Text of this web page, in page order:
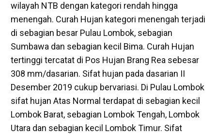
wilayah NTB dengan kategori rendah hingga
menengah. Curah Hujan kategori menengah terjadi
di sebagian besar Pulau Lombok, sebagian
Sumbawa dan sebagian kecil Bima. Curah Hujan
tertinggi tercatat di Pos Hujan Brang Rea sebesar
308 mm/dasarian. Sifat hujan pada dasarian II
Desember 2019 cukup bervariasi. Di Pulau Lombok
sifat hujan Atas Normal terdapat di sebagian kecil
Lombok Barat, sebagian Lombok Tengah, Lombok
Utara dan sebagian kecil Lombok Timur. Sifat